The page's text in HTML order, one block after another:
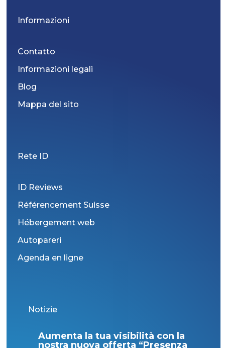
Informazioni
Contatto
Informazioni legali
Blog
Mappa del sito
Rete ID
ID Reviews
Référencement Suisse
Hébergement web
Autopareri
Agenda en ligne
Notizie
Aumenta la tua visibilità con la
nostra nuova offerta “Presenza